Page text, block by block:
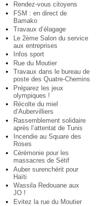
Rendez-vous citoyens
FSM : en direct de
Bamako
Travaux d’élagage
Le 2ème Salon du service
aux entreprises
Infos sport
Rue du Moutier
Travaux dans le bureau de
poste des Quatre-Chemins
Préparez les jeux
olympiques !
Récolte du miel
d’Aubervilliers
Rassemblement solidaire
après l’attentat de Tunis
Incendie au Square des
Roses
Cérémonie pour les
massacres de Sétif
Auber surenchérit pour
Haïti
Wassila Redouane aux
JO !
Evitez la rue du Moutier